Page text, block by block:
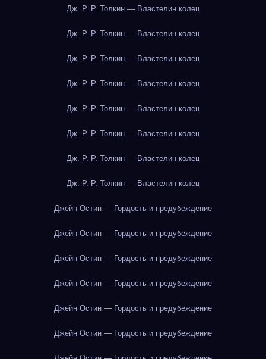
Дж. Р. Р. Толкин — Властелин колец
Дж. Р. Р. Толкин — Властелин колец
Дж. Р. Р. Толкин — Властелин колец
Дж. Р. Р. Толкин — Властелин колец
Дж. Р. Р. Толкин — Властелин колец
Дж. Р. Р. Толкин — Властелин колец
Дж. Р. Р. Толкин — Властелин колец
Дж. Р. Р. Толкин — Властелин колец
Джейн Остин — Гордость и предубеждение
Джейн Остин — Гордость и предубеждение
Джейн Остин — Гордость и предубеждение
Джейн Остин — Гордость и предубеждение
Джейн Остин — Гордость и предубеждение
Джейн Остин — Гордость и предубеждение